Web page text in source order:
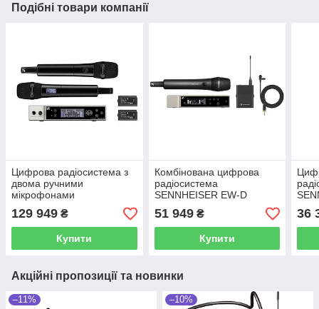
Подібні товари компанії
Цифрова радіосистема з
двома ручними
мікрофонами
SENNHEISER EW-DX 835-
S Set (Q1-9)
129 949 ₴
Купити
Комбінована цифрова
радіосистема
SENNHEISER EW-D
ME2/835-S SET (Q1-6)
51 949₴
Купити
36
Акційні пропозиції та новинки
–11% –10%